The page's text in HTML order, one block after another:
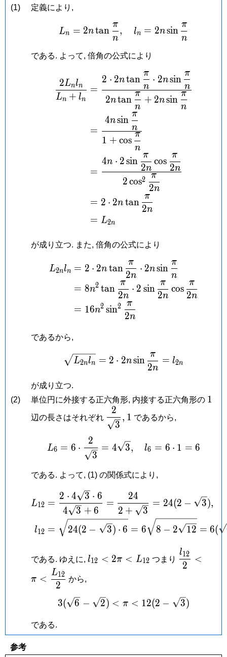
(1) 定義により,
L_n =
Ln = 2ntan
n
π
, ln = 2nsin
n
π
である. よって, 倍角の公式により
\begin{aligned}
Ln + ln
2Lnln
=
2ntan
n
π
+ 2nsin
n
π
2 ⋅ 2ntan
n
π
⋅ 2nsin
n
π
=
1 + cos
n
π
4nsin
n
π
=
2cos2
2n
π
4n ⋅ 2sin
2n
π
cos
2n
π
= 2 ⋅ 2n tan
2n
π
= L2n
が成り立つ. また, 倍角の公式により
\begin{aligned}
L2nln = 2 ⋅ 2n tan
2n
π
⋅ 2nsin
n
π
= 8n2 tan
2n
π
⋅ 2 sin
2n
π
cos
2n
π
= 16n2 sin2
2n
π
であるから,
\sqrt{L_{2n}l_n} =
L2nln = 2 ⋅ 2nsin
2n
π
= l2n
が成り立つ.
(2)
単位円に外接する正六角形, 内接する正六角形の 1
1
辺の長さはそれぞれ
\dfrac{2}
{\sqrt 3},
3
2
, 1
1 であるから,
L_6 =
L6 = 6 ⋅
3
2
= 4 3, l6 = 6 ⋅ 1 = 6
である. よって, (1) の関係式により,
\begin{aligned}
L12
l12
=
4 3 + 6
2 ⋅ 4 3 ⋅ 6
=
2 + 3
24
= 24(2 − 3),
= 24(2 − 3) ⋅ 6 = 6 8 − 2 12 = 6(
である. ゆえに, l_{12}
< 2\pi
l12 < 2π < L12 つまり
{2} < \pi
2
l12 <
π <
2
L12
から,
3(\sqrt 6-\sqrt 2) < \pi
3( 6 − 2) < π < 12(2 − 3)
である.
参考